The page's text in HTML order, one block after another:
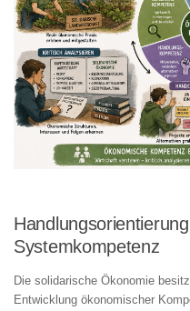
Systemkompetenz
Die solidarische Ökonomie
Entwicklung ökonomischer